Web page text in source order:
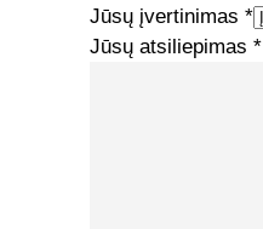
Jūsų įvertinimas *
Jūsų atsiliepimas *